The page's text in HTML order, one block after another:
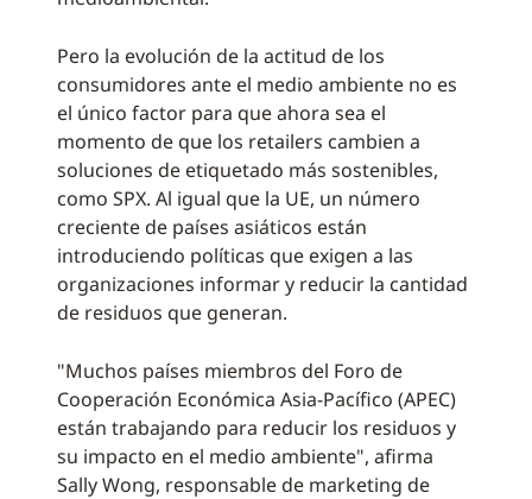
Pero la evolución de la actitud de los
consumidores ante el medio ambiente no es
el único factor para que ahora sea el
momento de que los retailers cambien a
soluciones de etiquetado más sostenibles,
como SPX. Al igual que la UE, un número
creciente de países asiáticos están
introduciendo políticas que exigen a las
organizaciones informar y reducir la cantidad
de residuos que generan.
"Muchos países miembros del Foro de
Cooperación Económica Asia-Pacífico (APEC)
están trabajando para reducir los residuos y
su impacto en el medio ambiente", afirma
Sally Wong, responsable de marketing de